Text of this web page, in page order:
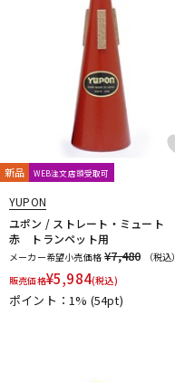
新品 WEB注文店頭受取可
YUPON
ユポン / ストレート・ミュート
赤 トランペット用
メーカー希望小売価格 ¥7,480
（税込）
販売価格¥5,984(税込)
ポイント：1% (54pt)